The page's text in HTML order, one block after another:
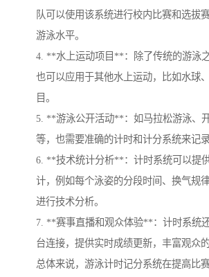
队可以使用该系统进行校内比赛和选拔
游泳水平。
4. **水上运动项目**：除了传统的游泳
也可以应用于其他水上运动，比如水球
目。
5. **游泳公开活动**：如马拉松游泳、
等，也需要准确的计时和计分系统来记
6. **技术统计分析**：计时系统可以提
计，例如每个泳姿的分段时间、换气规
进行技术分析。
7. **赛事直播和观众体验**：计时系统
台连接，提供实时成绩更新，丰富观众的
总体来说，游泳计时记分系统在提高比